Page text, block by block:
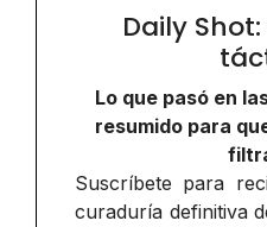
Daily
Lo que pasó en
resumido para
Suscríbete para
curaduría definitiva